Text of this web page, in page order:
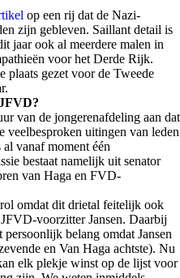
op een rij dat de Nazi-
zijn gebleven. Saillant detail is
jaar ook al meerdere malen in
voor het Derde Rijk.
plaats gezet voor de Tweede
van de jongerenafdeling aan dat
veelbesproken uitingen van leden
vanaf moment één
bestaat namelijk uit senator
van Haga en FVD-
omdat dit drietal feitelijk ook
voorzitter Jansen. Daarbij
belang omdat Jansen
en Van Haga achtste). Nu
elk plekje winst op de lijst voor